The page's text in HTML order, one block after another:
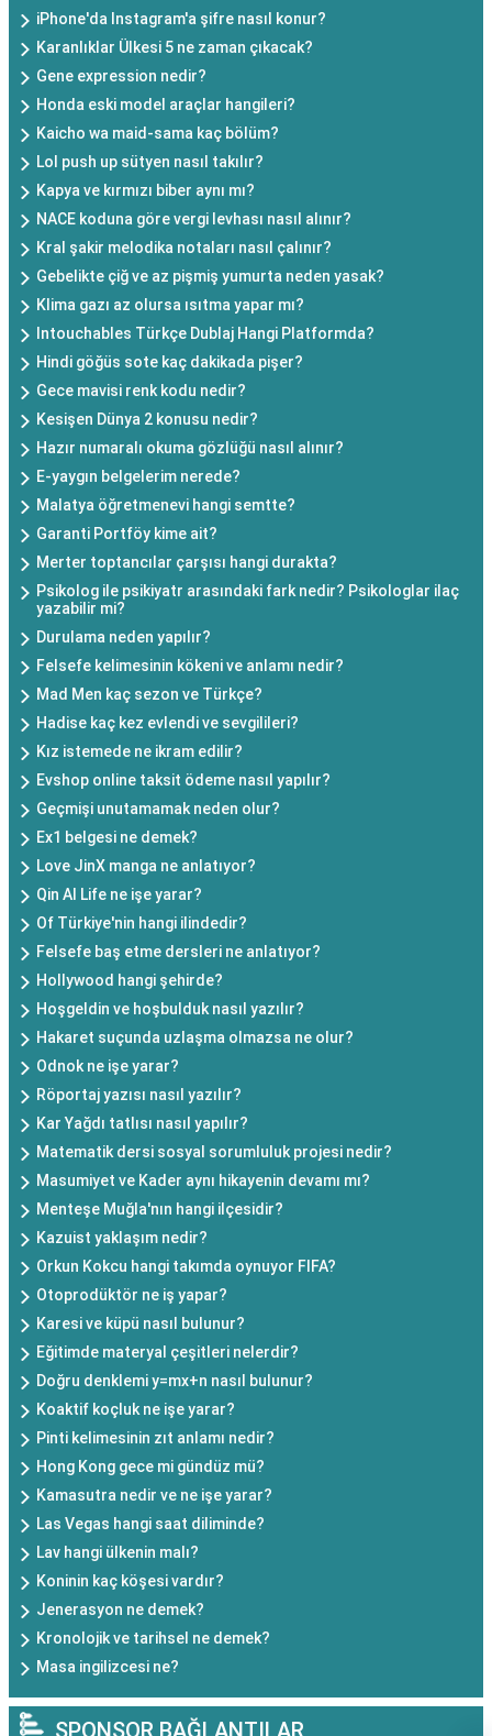
iPhone'da Instagram'a şifre nasıl konur?
Karanlıklar Ülkesi 5 ne zaman çıkacak?
Gene expression nedir?
Honda eski model araçlar hangileri?
Kaicho wa maid-sama kaç bölüm?
Lol push up sütyen nasıl takılır?
Kapya ve kırmızı biber aynı mı?
NACE koduna göre vergi levhası nasıl alınır?
Kral şakir melodika notaları nasıl çalınır?
Gebelikte çiğ ve az pişmiş yumurta neden yasak?
Klima gazı az olursa ısıtma yapar mı?
Intouchables Türkçe Dublaj Hangi Platformda?
Hindi göğüs sote kaç dakikada pişer?
Gece mavisi renk kodu nedir?
Kesişen Dünya 2 konusu nedir?
Hazır numaralı okuma gözlüğü nasıl alınır?
E-yaygın belgelerim nerede?
Malatya öğretmenevi hangi semtte?
Garanti Portföy kime ait?
Merter toptancılar çarşısı hangi durakta?
Psikolog ile psikiyatr arasındaki fark nedir? Psikologlar ilaç
yazabilir mi?
Durulama neden yapılır?
Felsefe kelimesinin kökeni ve anlamı nedir?
Mad Men kaç sezon ve Türkçe?
Hadise kaç kez evlendi ve sevgilileri?
Kız istemede ne ikram edilir?
Evshop online taksit ödeme nasıl yapılır?
Geçmişi unutamamak neden olur?
Ex1 belgesi ne demek?
Love JinX manga ne anlatıyor?
Qin AI Life ne işe yarar?
Of Türkiye'nin hangi ilindedir?
Felsefe baş etme dersleri ne anlatıyor?
Hollywood hangi şehirde?
Hoşgeldin ve hoşbulduk nasıl yazılır?
Hakaret suçunda uzlaşma olmazsa ne olur?
Odnok ne işe yarar?
Röportaj yazısı nasıl yazılır?
Kar Yağdı tatlısı nasıl yapılır?
Matematik dersi sosyal sorumluluk projesi nedir?
Masumiyet ve Kader aynı hikayenin devamı mı?
Menteşe Muğla'nın hangi ilçesidir?
Kazuist yaklaşım nedir?
Orkun Kokcu hangi takımda oynuyor FIFA?
Otoprodüktör ne iş yapar?
Karesi ve küpü nasıl bulunur?
Eğitimde materyal çeşitleri nelerdir?
Doğru denklemi y=mx+n nasıl bulunur?
Koaktif koçluk ne işe yarar?
Pinti kelimesinin zıt anlamı nedir?
Hong Kong gece mi gündüz mü?
Kamasutra nedir ve ne işe yarar?
Las Vegas hangi saat diliminde?
Lav hangi ülkenin malı?
Koninin kaç köşesi vardır?
Jenerasyon ne demek?
Kronolojik ve tarihsel ne demek?
Masa ingilizcesi ne?
SPONSOR BAĞLANTILAR